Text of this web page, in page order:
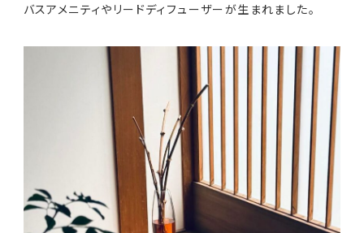
バスアメニティやリードディフューザーが生まれました。